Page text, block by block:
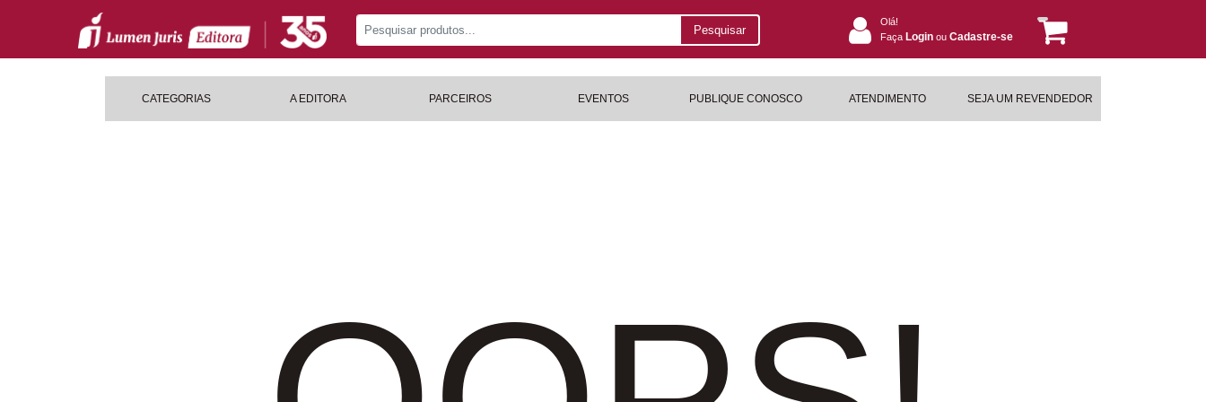
Pesquisar
Olá!
Faça Login ou Cadastre-se
CATEGORIAS A EDITORA PARCEIROS EVENTOS PUBLIQUE CONOSCO ATENDIMENTO SEJA UM REVENDEDOR